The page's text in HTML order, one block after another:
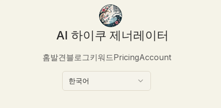
AI 하이쿠 제너레이터
홈발견블로그키워드PricingAccount
한국어